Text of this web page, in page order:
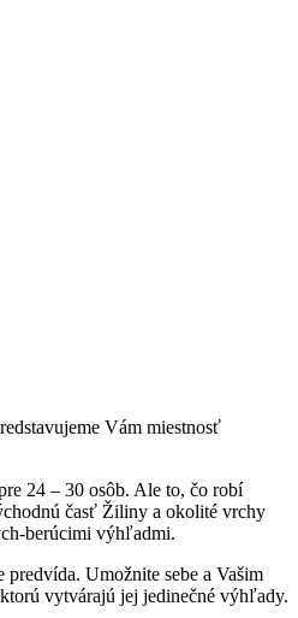
Vám miestnosť
24 – 30 osôb. Ale to, čo robí
časť Žiliny a okolité vrchy
berúcimi výhľadmi.
Umožnite sebe a Vašim
vytvárajú jej jedinečné výhľady.